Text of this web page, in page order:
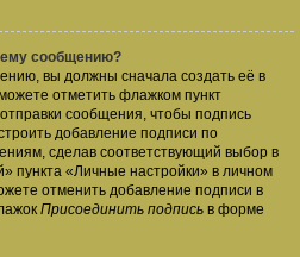
сообщению?
вы должны сначала создать её в
отметить флажком пункт
сообщения, чтобы подпись
добавление подписи по
сделав соответствующий выбор в
пункта «Личные настройки» в личном
отменить добавление подписи в
Присоединить подпись в форме